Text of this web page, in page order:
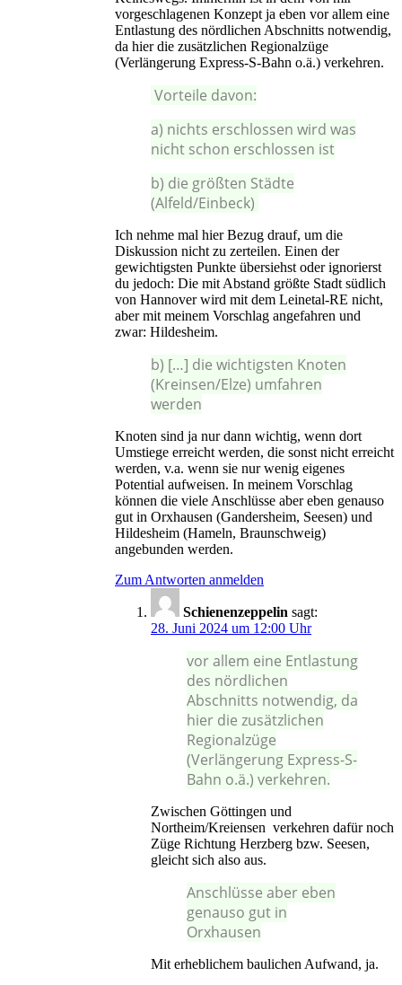
vorgeschlagenen Konzept ja eben vor allem eine
Entlastung des nördlichen Abschnitts notwendig,
da hier die zusätzlichen Regionalzüge
(Verlängerung Express-S-Bahn o.ä.) verkehren.
Vorteile davon:
a) nichts erschlossen wird was
nicht schon erschlossen ist
b) die größten Städte
(Alfeld/Einbeck)
Ich nehme mal hier Bezug drauf, um die
Diskussion nicht zu zerteilen. Einen der
gewichtigsten Punkte übersiehst oder ignorierst
du jedoch: Die mit Abstand größte Stadt südlich
von Hannover wird mit dem Leinetal-RE nicht,
aber mit meinem Vorschlag angefahren und
zwar: Hildesheim.
b) […] die wichtigsten Knoten
(Kreinsen/Elze) umfahren
werden
Knoten sind ja nur dann wichtig, wenn dort
Umstiege erreicht werden, die sonst nicht erreicht
werden, v.a. wenn sie nur wenig eigenes
Potential aufweisen. In meinem Vorschlag
können die viele Anschlüsse aber eben genauso
gut in Orxhausen (Gandersheim, Seesen) und
Hildesheim (Hameln, Braunschweig)
angebunden werden.
Zum Antworten anmelden
Schienenzeppelin sagt:
28. Juni 2024 um 12:00 Uhr
vor allem eine Entlastung
des nördlichen
Abschnitts notwendig, da
hier die zusätzlichen
Regionalzüge
(Verlängerung Express-S-
Bahn o.ä.) verkehren.
Zwischen Göttingen und
Northeim/Kreiensen verkehren dafür noch
Züge Richtung Herzberg bzw. Seesen,
gleicht sich also aus.
Anschlüsse aber eben
genauso gut in
Orxhausen
Mit erheblichem baulichen Aufwand, ja.